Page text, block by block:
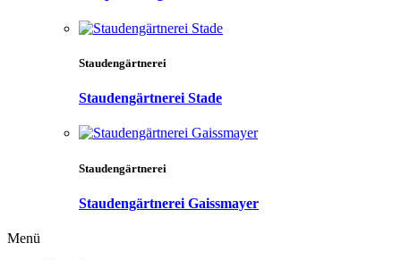
Staudengärtnerei
Staudengärtnerei Stade
Staudengärtnerei
Staudengärtnerei Gaissmayer
Menü